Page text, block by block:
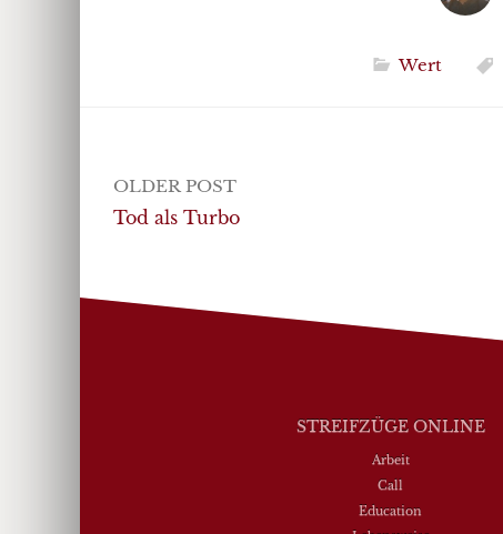
Wert
Post
navigation
OLDER POST
Tod als Turbo
STREIFZÜGE ONLINE
Arbeit
Call
Education